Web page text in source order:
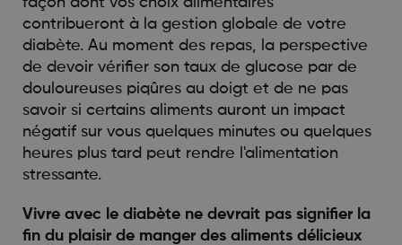
contribueront à la gestion globale de votre
diabète. Au moment des repas, la perspective
de devoir vérifier son taux de glucose par de
douloureuses piqûres au doigt et de ne pas
savoir si certains aliments auront un impact
négatif sur vous quelques minutes ou quelques
heures plus tard peut rendre l'alimentation
stressante.
Vivre avec le diabète ne devrait pas signifier la
fin du plaisir de manger des aliments délicieux